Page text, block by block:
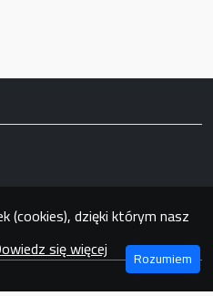
(cookies), dzięki którym nasz
się więcej Rozumiem